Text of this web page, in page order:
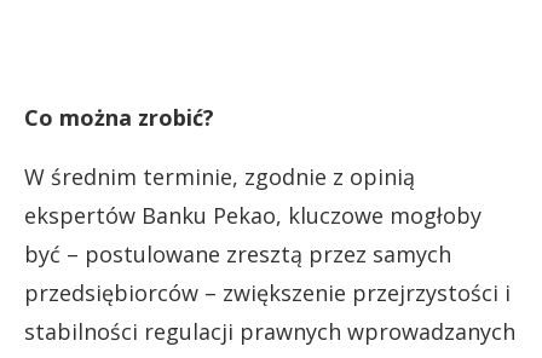
Co można zrobić?
W średnim terminie, zgodnie z opinią
ekspertów Banku Pekao, kluczowe mogłoby
być – postulowane zresztą przez samych
przedsiębiorców – zwiększenie przejrzystości i
stabilności regulacji prawnych wprowadzanych